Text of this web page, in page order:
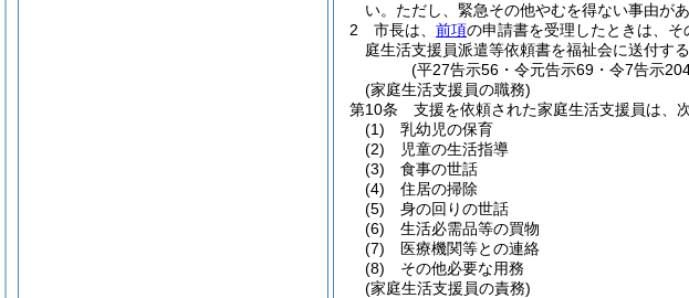
い。 ただし、緊急その他やむを得ない事由が
2
市長は、 前項の申請書を受理したときは、
庭生活支援員派遣等依頼書を福祉会に送付する
(平27告示56・令元告示69・令7告示
(家庭生活支援員の職務)
第10条
支援を依頼された家庭生活支援員は、
(1)
乳幼児の保育
(2)
児童の生活指導
(3)
食事の世話
(4)
住居の掃除
(5)
身の回りの世話
(6)
生活必需品等の買物
(7)
医療機関等との連絡
(8)
その他必要な用務
(家庭生活支援員の責務)